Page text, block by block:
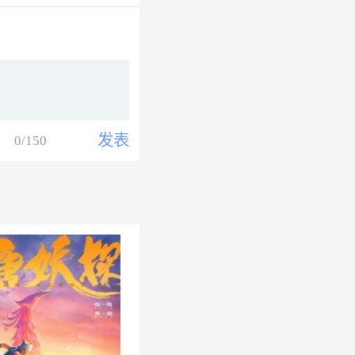
发表
0/150